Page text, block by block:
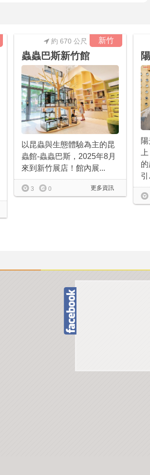
新竹
約 670 公尺
蟲蟲巴斯新竹館
以昆蟲與生態體驗為主的昆
蟲館-蟲蟲巴斯，2025年8月
來到新竹展店！館內展...
更多資訊
3 0
引